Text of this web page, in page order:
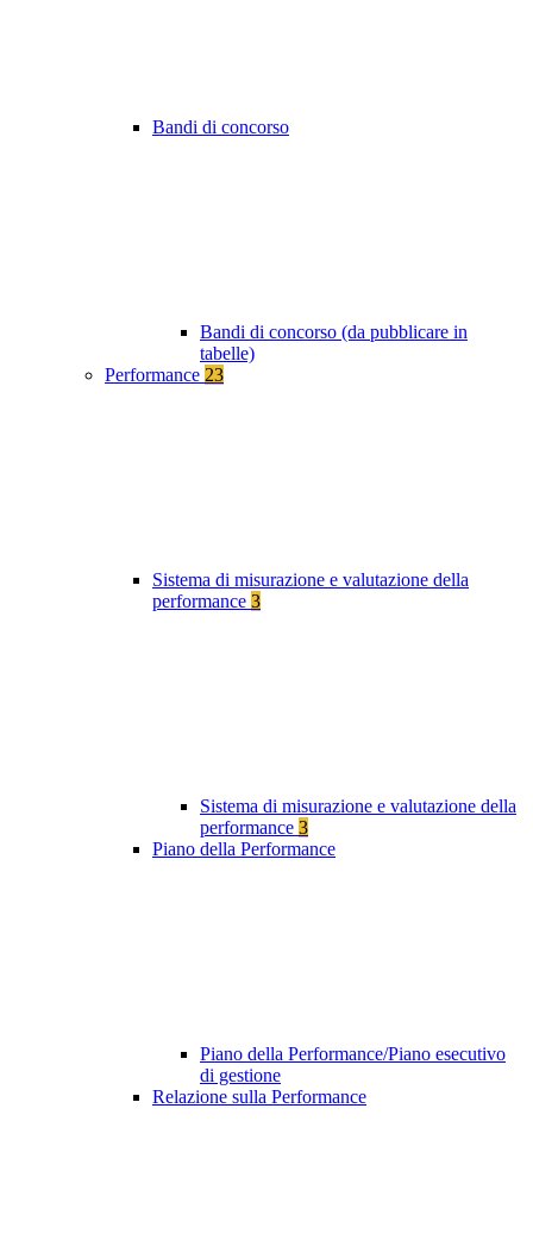
Bandi di concorso
Bandi di concorso (da pubblicare in
tabelle)
Performance 23
Sistema di misurazione e valutazione della
performance 3
Sistema di misurazione e valutazione della
performance 3
Piano della Performance
Piano della Performance/Piano esecutivo
di gestione
Relazione sulla Performance